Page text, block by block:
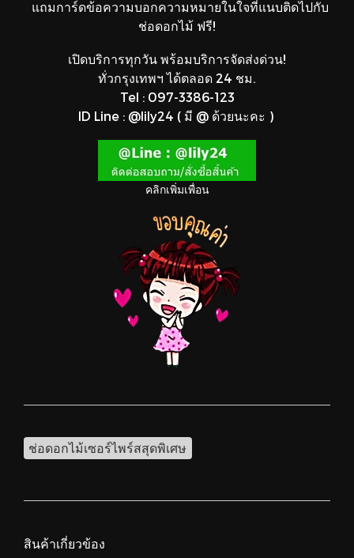
แถมการ์ดข้อความบอกความหมายในใจที่แนบติดไปกับ
ช่อดอกไม้ ฟรี!
เปิดบริการทุกวัน พร้อมบริการจัดส่งด่วน!
ทั่วกรุงเทพฯ ได้ตลอด 24 ชม.
Tel : 097-3386-123
ID Line : @lily24 ( มี @ ด้วยนะคะ )
คลิกเพิ่มเพื่อน
ช่อดอกไม้เซอร์ไพร์สสุดพิเศษ
สินค้าเกี่ยวข้อง